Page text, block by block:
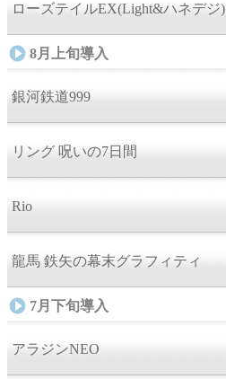
ローズテイルEX(Light&ハネデジ)
8月上旬導入
銀河鉄道999
リング 呪いの7日間
Rio
龍馬 鉄矢の幕末グラフィティ
7月下旬導入
アラジンNEO